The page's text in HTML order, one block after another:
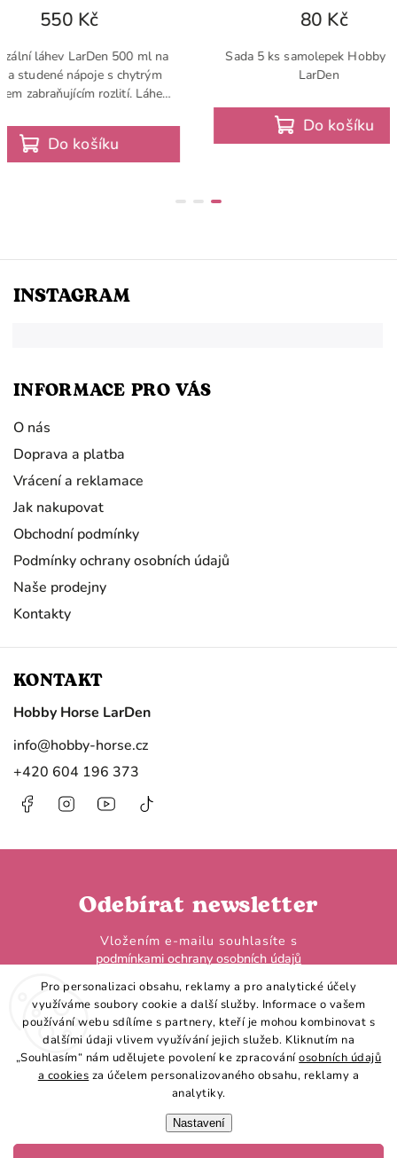
Pro personalizaci obsahu, reklamy a pro analytické účely
využíváme soubory cookie a další služby. Informace o vašem
používání webu sdílíme s partnery, kteří je mohou kombinovat s
dalšími údaji vlivem využívání jejich služeb. Kliknutím na
„Souhlasím“ nám udělujete povolení ke zpracováníosobních údajů
a cookies za účelem personalizovaného obsahu, reklamy a
analytiky.
Nastavení
košíku
LarDen 500 ml na
s chytrým
rozlití. Láhev
poutkem pro
Do košíku
Sada 5 ks samolepek Hobby Horse
INSTAGRAM
Odebírat newsletter
Vložením e-mailu souhlasíte s
podmínkami ochrany osobních údajů
Přihlásit se
INFORMACE PRO VÁS
O nás
Doprava a platba
Vrácení a reklamace
Jak nakupovat
Obchodní podmínky
Podmínky ochrany osobních údajů
Naše prodejny
Kontakty
KONTAKT
Hobby Horse LarDen
info@hobby-horse.cz
+420 604 196 373
FacebookInstagramhttps://www.youtube.com/